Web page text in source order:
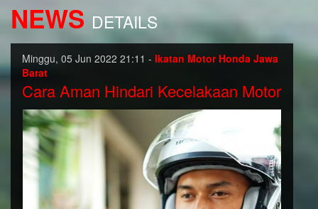
NEWS DETAILS
Minggu, 05 Jun 2022 21:11 - Ikatan Motor Honda Jawa
Barat
Cara Aman Hindari Kecelakaan Motor